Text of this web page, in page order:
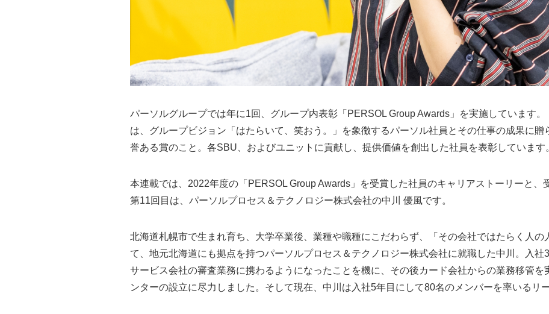
パーソルグループでは年に1回、グループ内表彰「PERSOL Group Awards」を実施しています。
は、グループビジョン「はたらいて、笑おう。」を象徴するパーソル社員とその仕事の成果に
誉ある賞のこと。各SBU、およびユニットに貢献し、提供価値を創出した社員を表彰しています
本連載では、2022年度の「PERSOL Group Awards」を受賞した社員のキャリアストーリーと、
第11回目は、パーソルプロセス＆テクノロジー株式会社の中川 優風です。
北海道札幌市で生まれ育ち、大学卒業後、業種や職種にこだわらず、「その会社ではたらく人の
て、地元北海道にも拠点を持つパーソルプロセス＆テクノロジー株式会社に就職した中川。入社
サービス会社の審査業務に携わるようになったことを機に、その後カード会社からの業務移管を
ンターの設立に尽力しました。そして現在、中川は入社5年目にして80名のメンバーを率いるリ